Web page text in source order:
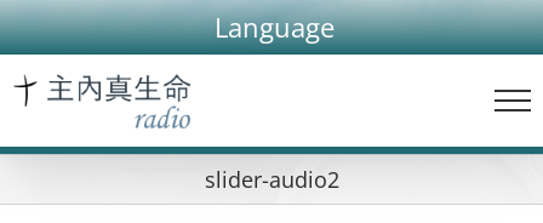
Skip
to
content
Language
slider-audio2